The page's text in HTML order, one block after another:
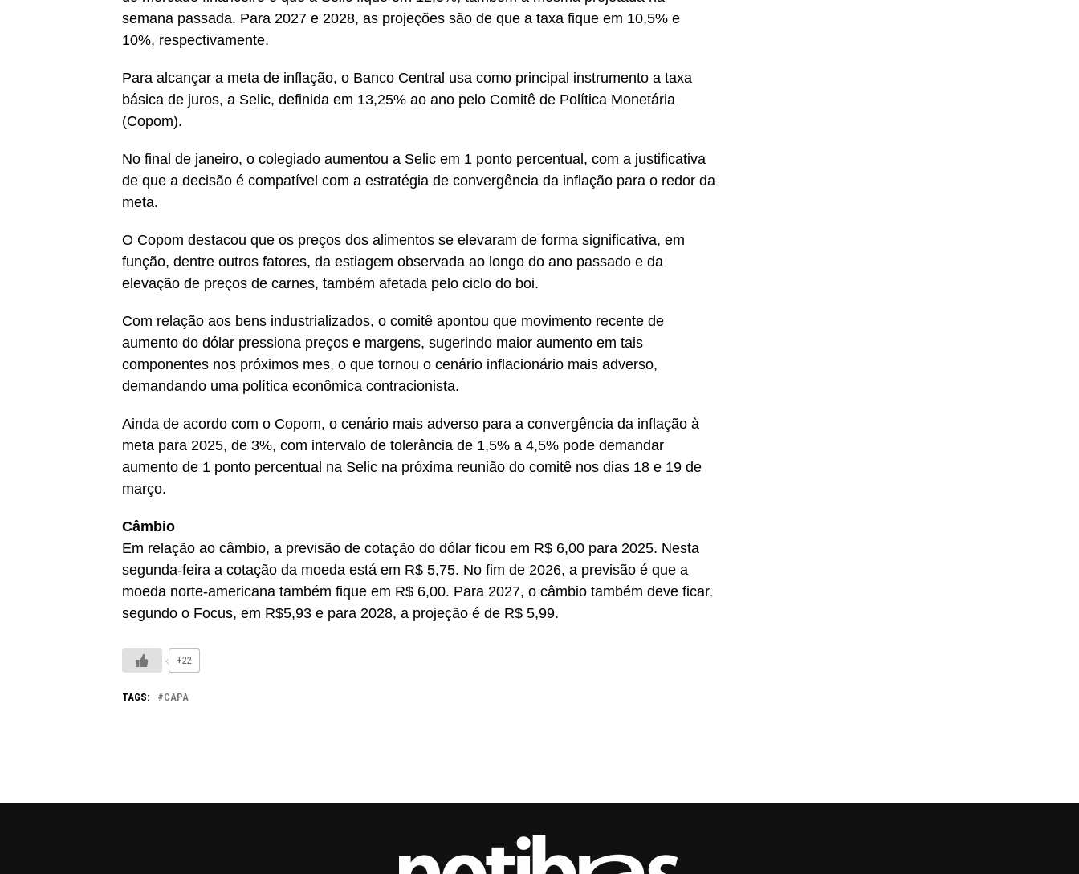
semana passada. Para 2027 e 2028, as projeções são de que a taxa fique em 10,5% e
10%, respectivamente.
Para alcançar a meta de inflação, o Banco Central usa como principal instrumento a taxa
básica de juros, a Selic, definida em 13,25% ao ano pelo Comitê de Política Monetária
(Copom).
No final de janeiro, o colegiado aumentou a Selic em 1 ponto percentual, com a justificativa
de que a decisão é compatível com a estratégia de convergência da inflação para o redor da
meta.
O Copom destacou que os preços dos alimentos se elevaram de forma significativa, em
função, dentre outros fatores, da estiagem observada ao longo do ano passado e da
elevação de preços de carnes, também afetada pelo ciclo do boi.
Com relação aos bens industrializados, o comitê apontou que movimento recente de
aumento do dólar pressiona preços e margens, sugerindo maior aumento em tais
componentes nos próximos mes, o que tornou o cenário inflacionário mais adverso,
demandando uma política econômica contracionista.
Ainda de acordo com o Copom, o cenário mais adverso para a convergência da inflação à
meta para 2025, de 3%, com intervalo de tolerância de 1,5% a 4,5% pode demandar
aumento de 1 ponto percentual na Selic na próxima reunião do comitê nos dias 18 e 19 de
março.
Câmbio
Em relação ao câmbio, a previsão de cotação do dólar ficou em R$ 6,00 para 2025. Nesta
segunda-feira a cotação da moeda está em R$ 5,75. No fim de 2026, a previsão é que a
moeda norte-americana também fique em R$ 6,00. Para 2027, o câmbio também deve ficar,
segundo o Focus, em R$5,93 e para 2028, a projeção é de R$ 5,99.
+22
TAGS: CAPA